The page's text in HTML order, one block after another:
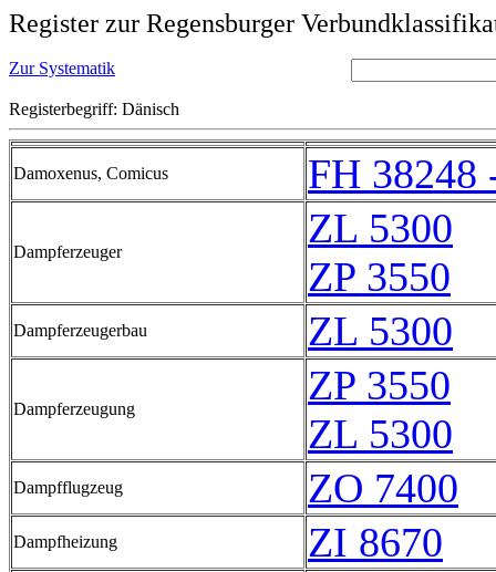
Register zur Regensburger
Zur Systematik
Registerbegriff: Dänisch
Damoxenus, Comicus FH 38248
Dampferzeuger
ZL 5300
ZP 3550
Dampferzeugerbau ZL 5300
Dampferzeugung
ZP 3550
ZL 5300
Dampfflugzeug ZO 7400
Dampfheizung ZI 8670